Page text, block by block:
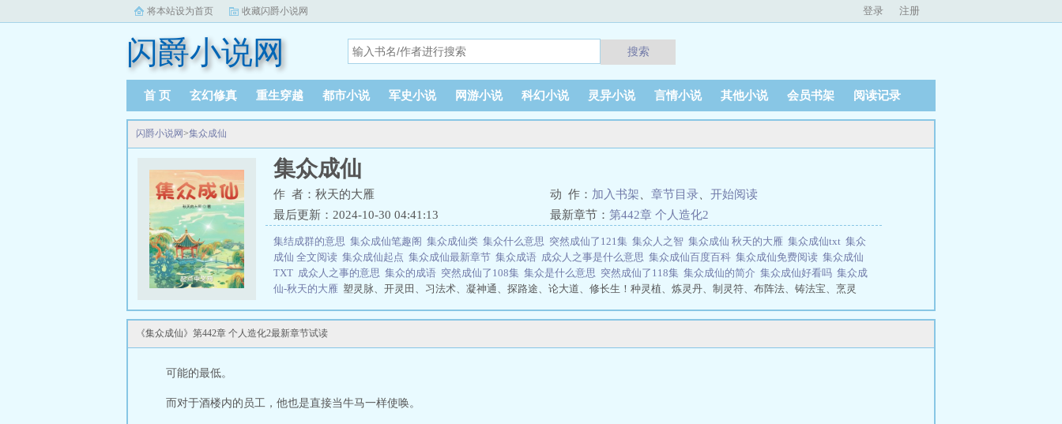
将本站设为首页 收藏闪爵小说网 登录 注册
闪爵小说网 搜索
首 页 玄幻修真 重生穿越 都市小说 军史小说 网游小说 科幻小说 灵异小说 言情小说 其他小说 会员书架 阅读记录
闪爵小说网>集众成仙
集众成仙
作 者：秋天的大雁 动 作： 加入书架 章节目录
开始阅读
最后更新：2024-10-30 04:41:13
最新章节： 第442章 个人造化2
集结成群的意思 集众成仙笔趣阁 集众成仙类 集众什么意思 突然成仙了121集 集众人之智 集众成仙 秋天的大雁 集众成仙txt 集众
成仙 全文阅读 集众成仙起点 集众成仙最新章节 集众成语 成众人之事是什么意思 集众成仙百度百科 集众成仙免费阅读 集众成仙
TXT 成众人之事的意思 集众的成语 突然成仙了108集 集众是什么意思 突然成仙了118集 集众成仙的简介 集众成仙好看吗 集众成
仙-秋天的大雁 塑灵脉、开灵田、习法术、凝神通、探路途、论大道、修长生！种灵植、炼灵丹、制灵符、布阵法、铸法宝、烹灵
道途就此断绝，只能乖乖认命？抑或是出去跟人搏命，争夺那渺茫的机缘？偶然间，穿越客发现了一种新的路途。...
《集众成仙》第442章 个人造化2最新章节试读
可能的最低。
而对于酒楼内的员工，他也是直接当牛马一样使唤。